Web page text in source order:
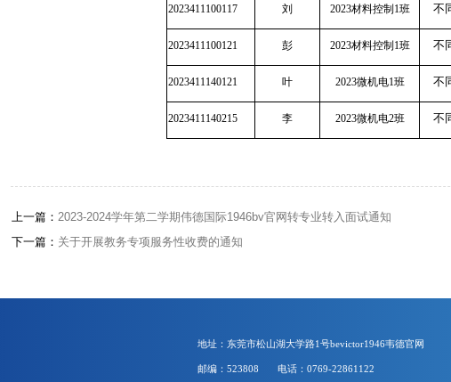
2023411100117 刘 2023材料控制1班 不
2023411100121 彭 2023材料控制1班 不
2023411140121 叶 2023微机电1班 不
2023411140215 李 2023微机电2班 不
上一篇：2023-2024学年第二学期伟德国际1946bv官网转专业转入面试通知
下一篇： 关于开展教务专项服务性收费的通知
地址：东莞市松山湖大学路1号bevictor1946韦德官网
邮编：523808 电话：0769-22861122